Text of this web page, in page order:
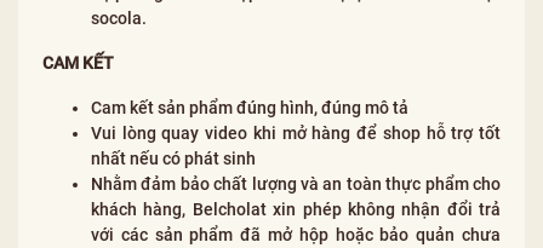
socola.
CAM KẾT
Cam kết sản phẩm đúng hình, đúng mô tả
Vui lòng quay video khi mở hàng để shop hỗ trợ tốt
nhất nếu có phát sinh
Nhằm đảm bảo chất lượng và an toàn thực phẩm cho
khách hàng, Belcholat xin phép không nhận đổi trả
với các sản phẩm đã mở hộp hoặc bảo quản chưa